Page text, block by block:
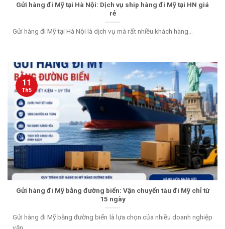
Gửi hàng đi Mỹ tại Hà Nội: Dịch vụ ship hàng đi Mỹ tại HN giá
rẻ
Gửi hàng đi Mỹ tại Hà Nội là dịch vụ mà rất nhiều khách hàng...
Gửi hàng đi Mỹ bằng đường biển: Vận chuyển tàu đi Mỹ chỉ từ
15 ngày
Gửi hàng đi Mỹ bằng đường biển là lựa chọn của nhiều doanh nghiệp
vận...
11
Th5